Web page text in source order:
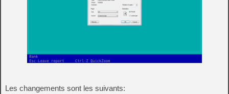
Les changements sont les suivants: